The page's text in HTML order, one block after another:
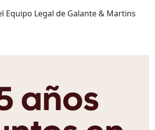
Equipo Legal de Galante & Martins